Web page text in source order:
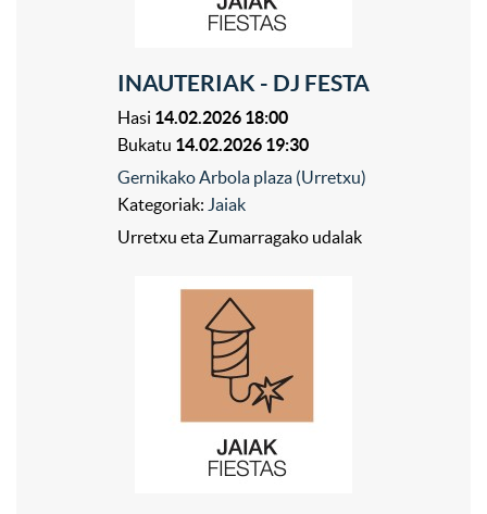
INAUTERIAK - DJ FESTA
Hasi 14.02.2026 18:00
Bukatu 14.02.2026 19:30
Gernikako Arbola plaza (Urretxu)
Kategoriak: Jaiak
Urretxu eta Zumarragako udalak